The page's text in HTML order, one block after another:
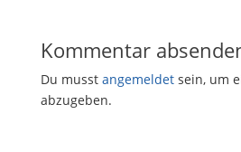
Kommentar
Du musst angemeldetsein, um
abzugeben.